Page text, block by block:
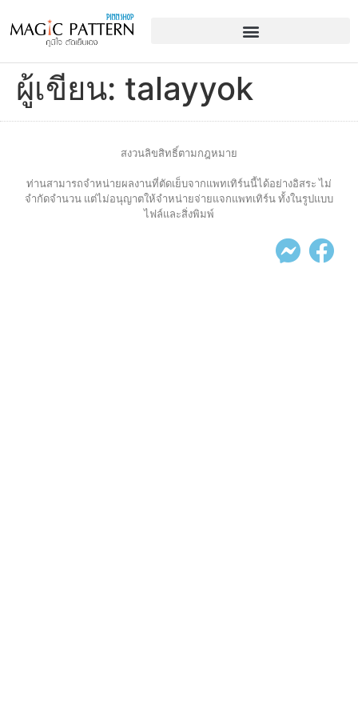
ผู้เขียน: talayyok
สงวนลิขสิทธิ์ตามกฎหมาย
ท่านสามารถจำหน่ายผลงานที่ตัดเย็บจากแพทเทิร์นนี้ได้อย่างอิสระ ไม่
จำกัดจำนวน แต่ไม่อนุญาตให้จำหน่ายจ่ายแจกแพทเทิร์น ทั้งในรูปแบบ
ไฟล์และสิ่งพิมพ์